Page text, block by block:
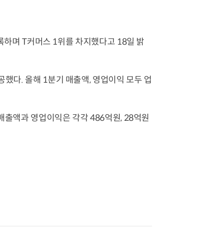
며 T커머스 1위를 차지했다고 18일 밝
다. 올해 1분기 매출액, 영업이익 모두 업
출액과 영업이익은 각각 486억원, 28억원